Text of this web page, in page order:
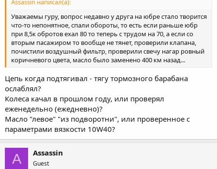
Assassin написал(а):
Уважаемы гуру, вопрос недавно у друга на юбре стало творится
что-то непонятное, спали обороты, то есть если раньше юбр
при 8,5к обротов ехал 80 то теперь с трудом на 70, а если со
вторым пасажиром то вообще не тянет, проверили клапана,
почистили воздушный фильтр, проверили свечу нагар ровный
коричневого цвета, масло было заменено 400 км назад...
Цепь когда подтягивал - тягу тормозного барабана
ослаблял?
Колеса качал в прошлом году, или проверял
еженедельно (ежедневно)?
Масло "левое" "из подворотни", или проверенное с
параметрами вязкости 10W40?
A Assassin
Guest